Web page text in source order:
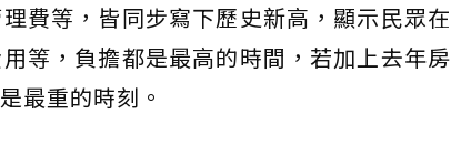
費等，皆同步寫下歷史新高，顯示民眾在
等，負擔都是最高的時間，若加上去年房
最重的時刻。